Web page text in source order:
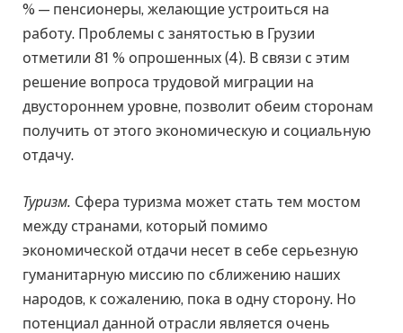
% — пенсионеры, желающие устроиться на
работу. Проблемы с занятостью в Грузии
отметили 81 % опрошенных (4). В связи с этим
решение вопроса трудовой миграции на
двустороннем уровне, позволит обеим сторонам
получить от этого экономическую и социальную
отдачу.
Туризм. Сфера туризма может стать тем мостом
между странами, который помимо
экономической отдачи несет в себе серьезную
гуманитарную миссию по сближению наших
народов, к сожалению, пока в одну сторону. Но
потенциал данной отрасли является очень